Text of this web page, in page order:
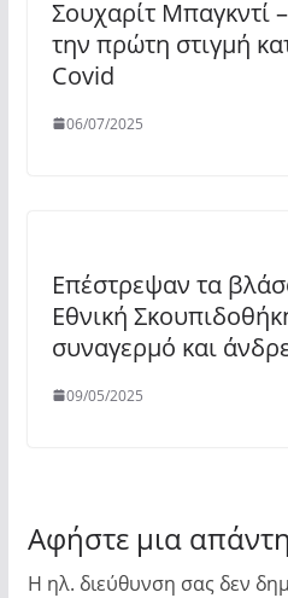
Σουχαρίτ Μπαγκντί
την πρώτη στιγμή
Covid
06/07/2025
Επέστρεψαν τα
Εθνική
συναγερμό και
09/05/2025
Αφήστε μια
Η ηλ. διεύθυνση σας δεν